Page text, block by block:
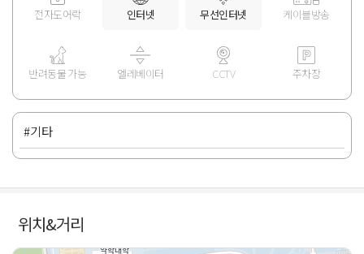
전자도어락 인터넷 무선인터넷 케이블방송
반려동물 가능 엘레베이터 CCTV 주차장
#기타
위치&거리